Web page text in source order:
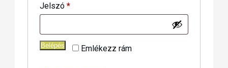
Jelszó *Kötelező
Emlékezz rám
Belépés